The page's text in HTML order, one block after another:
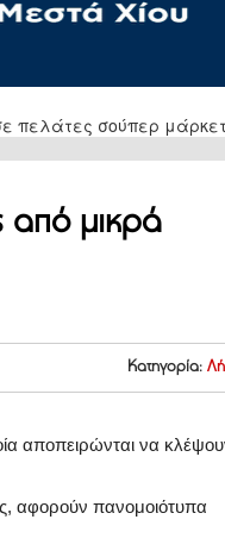
από μικρά
Κατηγορία:
αποπειρώνται να
αφορούν πανομοιότυπα